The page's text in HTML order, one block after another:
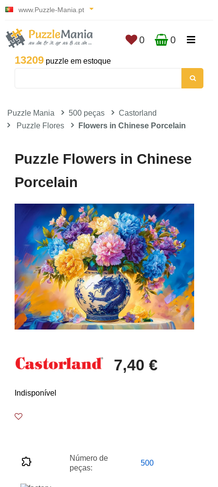
www.Puzzle-Mania.pt
13209 puzzle em estoque
0 0
Puzzle Mania 500 peças
Castorland
Puzzle Flores
Flowers in Chinese Porcelain
Puzzle Flowers in Chinese
Porcelain
7,40 €
Indisponível
Número de
peças:
500